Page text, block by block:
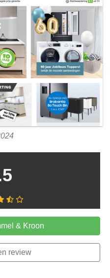
& Kroon
review